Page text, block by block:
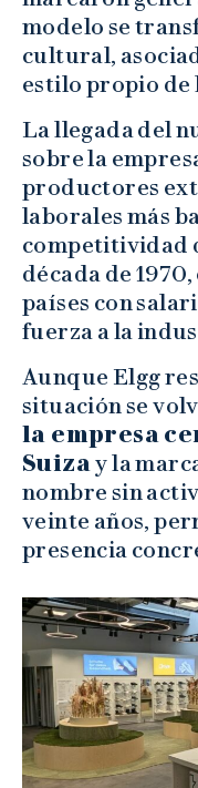
modelo se
cultural,
estilo propio de
La llegada del
sobre la
productores
laborales más
competitividad
década de
países con
fuerza a la
Aunque Elgg
situación se
la empresa
Suizay la
nombre sin
veinte años,
presencia